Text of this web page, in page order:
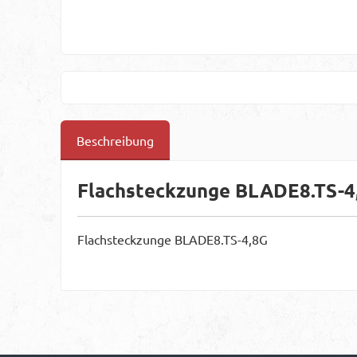
Beschreibung
Flachsteckzunge BLADE8.TS-
Flachsteckzunge BLADE8.TS-4,8G